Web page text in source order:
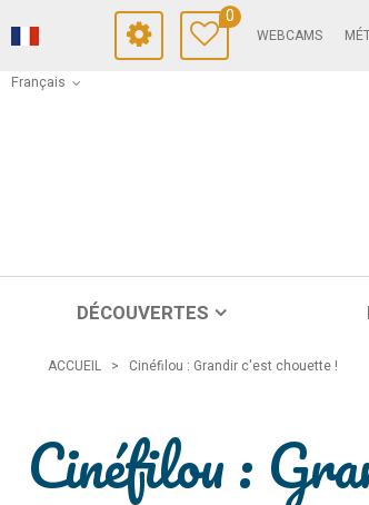
Français
0
WEBCAMS
DÉCOUVERTES
ACCUEIL > Cinéfilou : Grandir c'est chouette !
Cinéfilou :